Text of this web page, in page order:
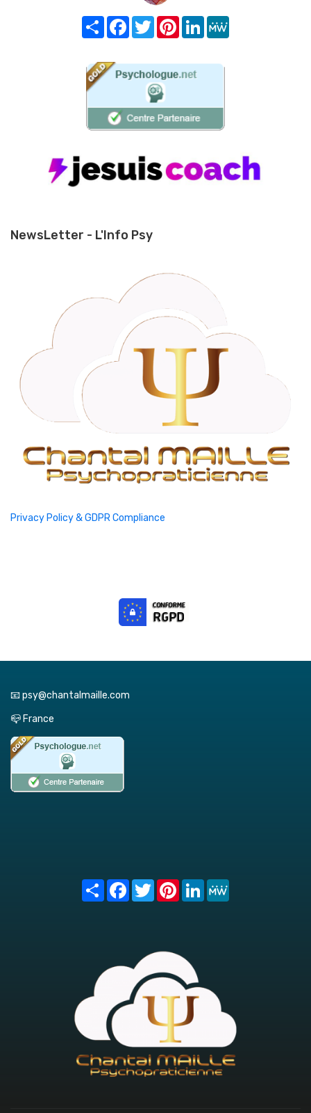
Share FacebookTwitterPinterest
LinkedIn
NewsLetter - L'Info Psy
Privacy Policy & GDPR Compliance
📧 psy@chantalmaille.com
📪 France
Share FacebookTwitterPinterest
LinkedIn